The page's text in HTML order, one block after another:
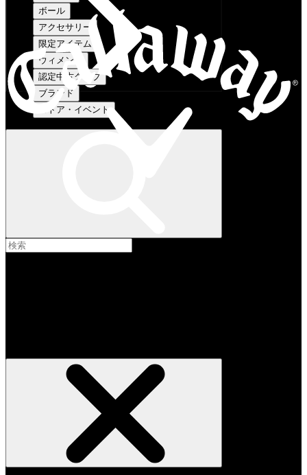
ボール
アクセサリー
限定アイテム
ウィメンズ
認定中古クラブ
ブランド
ストア・イベント